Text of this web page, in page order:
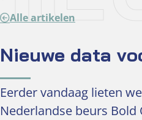
Over NUVO
Optiekcentrum
Alle artikelen
Nieuwe data
Eerder vandaag lieten
Nederlandse beurs Bold